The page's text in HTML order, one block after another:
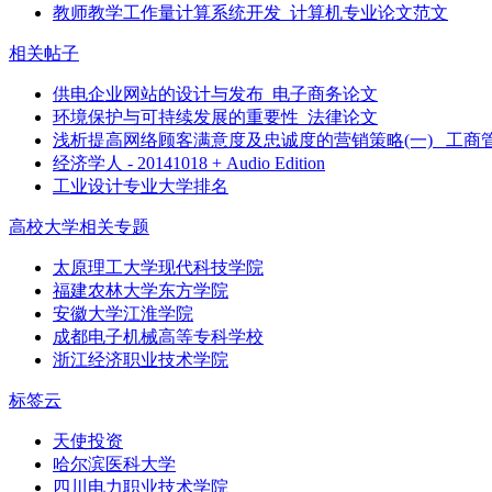
教师教学工作量计算系统开发_计算机专业论文范文
相关帖子
供电企业网站的设计与发布_电子商务论文
环境保护与可持续发展的重要性_法律论文
浅析提高网络顾客满意度及忠诚度的营销策略(一) _工商
经济学人 - 20141018 + Audio Edition
工业设计专业大学排名
高校大学相关专题
太原理工大学现代科技学院
福建农林大学东方学院
安徽大学江淮学院
成都电子机械高等专科学校
浙江经济职业技术学院
标签云
天使投资
哈尔滨医科大学
四川电力职业技术学院